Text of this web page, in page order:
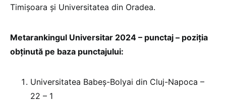
Timișoara și Universitatea din Oradea.
Metarankingul Universitar 2024 – punctaj – poziția
obținută pe baza punctajului:
Universitatea Babeș-Bolyai din Cluj-Napoca –
22 – 1